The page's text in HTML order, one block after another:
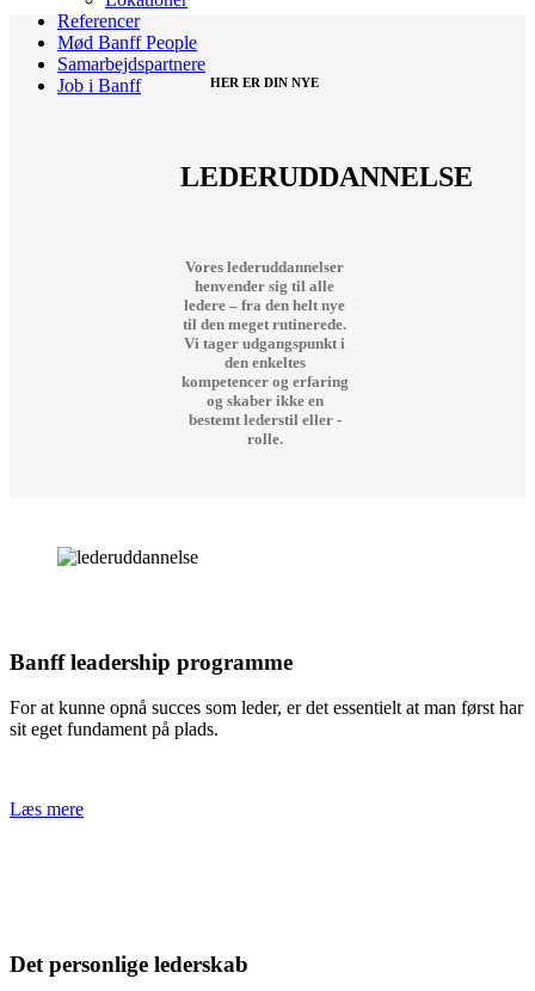
Referencer
Mød Banff People
Samarbejdspartnere
Job i Banff
HER ER DIN NYE
LEDERUDDANNELSE
Vores lederuddannelser
henvender sig til alle
ledere – fra den helt nye
til den meget rutinerede.
Vi tager udgangspunkt i
den enkeltes
kompetencer og erfaring
og skaber ikke en
bestemt lederstil eller -
rolle.
Banff leadership programme
For at kunne opnå succes som leder, er det essentielt at man først har
sit eget fundament på plads.
Læs mere
Det personlige lederskab